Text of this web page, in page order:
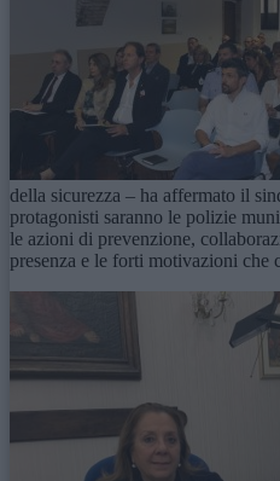
della sicurezza – ha affermato il
protagonisti saranno le polizie
le azioni di prevenzione,
presenza e le forti motivazioni che